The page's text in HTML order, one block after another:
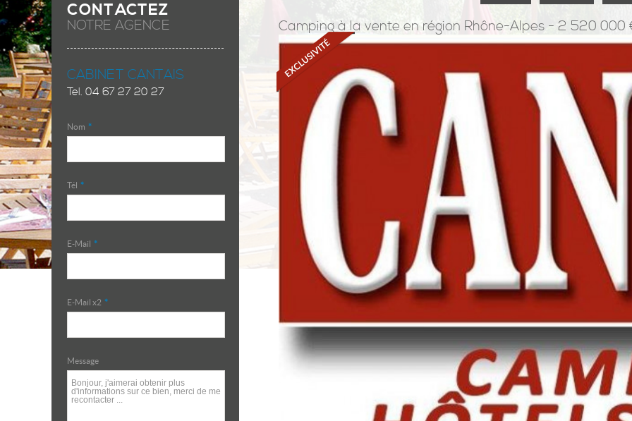
Campingà la vente en région Rhône-Alpes - 2 520 000
CONTACTEZ
NOTRE AGENCE
CABINET CANTAIS
Tel. 04 67 27 20 27
Nom *
Tél *
E-Mail *
E-Mail x2 *
Message